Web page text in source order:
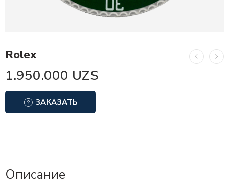
Rolex
1.950.000 UZS
ЗАКАЗАТЬ
Описание